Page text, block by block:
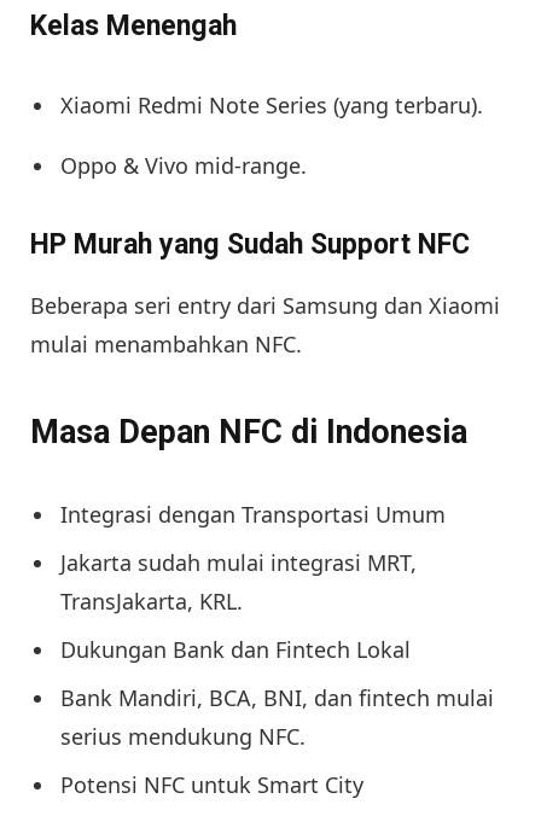
Kelas Menengah
Xiaomi Redmi Note Series (yang terbaru).
Oppo & Vivo mid-range.
HP Murah yang Sudah Support NFC
Beberapa seri entry dari Samsung dan Xiaomi
mulai menambahkan NFC.
Masa Depan NFC di Indonesia
Integrasi dengan Transportasi Umum
Jakarta sudah mulai integrasi MRT,
TransJakarta, KRL.
Dukungan Bank dan Fintech Lokal
Bank Mandiri, BCA, BNI, dan fintech mulai
serius mendukung NFC.
Potensi NFC untuk Smart City